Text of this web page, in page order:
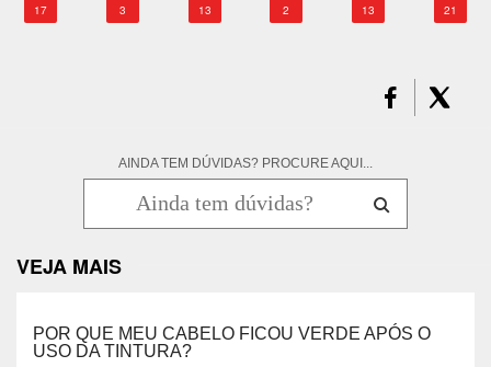
17 3 13 2 13 21
AINDA TEM DÚVIDAS? PROCURE AQUI...
VEJA MAIS
POR QUE MEU CABELO FICOU VERDE APÓS O
USO DA TINTURA?